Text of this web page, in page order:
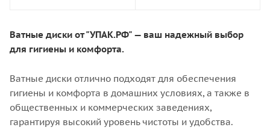
Ватные диски от "УПАК.РФ" — ваш надежный выбор
для гигиены и комфорта.
Ватные диски отлично подходят для обеспечения
гигиены и комфорта в домашних условиях, а также в
общественных и коммерческих заведениях,
гарантируя высокий уровень чистоты и удобства.